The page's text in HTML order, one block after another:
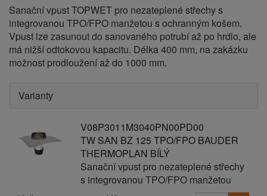
Sanační vpust TOPWET pro nezateplené střechy s
integrovanou TPO/FPO manžetou s ochranným košem.
Vpust lze zasunout do sanovaného potrubí až po hrdlo, ale
má nižší odtokovou kapacitu. Délka 400 mm, na zakázku
možnost prodloužení až do 1000 mm.
Varianty
V08P3011M3040PN00PD00
TW SAN BZ 125 TPO/FPO BAUDER
THERMOPLAN BÍLÝ
Sanační vpust pro nezateplené střechy
s integrovanou TPO/FPO manžetou